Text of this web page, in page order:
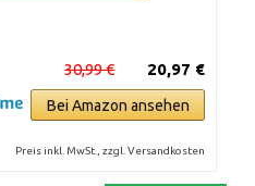
20,97 €
30,99 €
Bei Amazon ansehen
Preis inkl. MwSt., zzgl. Versandkosten